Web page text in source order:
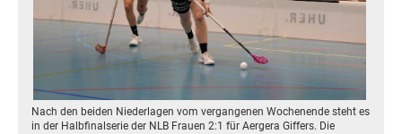
Nach den beiden Niederlagen vom vergangenen Wochenende steht es
in der Halbfinalserie der NLB Frauen 2:1 für Aergera Giffers. Die